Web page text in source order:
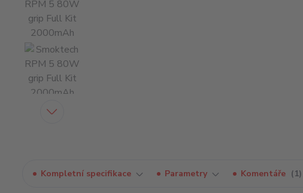
Kompletní specifikace Parametry Komentáře 1